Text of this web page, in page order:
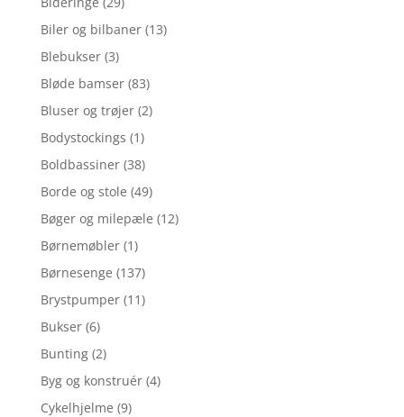
Biler og bilbaner (13)
Blebukser (3)
Bløde bamser (83)
Bluser og trøjer (2)
Bodystockings (1)
Boldbassiner (38)
Borde og stole (49)
Bøger og milepæle (12)
Børnemøbler (1)
Børnesenge (137)
Brystpumper (11)
Bukser (6)
Bunting (2)
Byg og konstruér (4)
Cykelhjelme (9)